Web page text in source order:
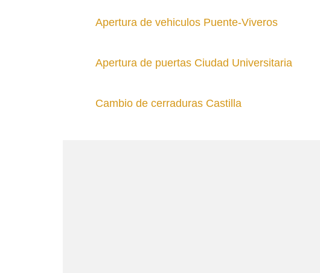
Apertura de vehiculos Puente-Viveros
Apertura de puertas Ciudad Universitaria
Cambio de cerraduras Castilla